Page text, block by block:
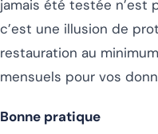
jamais été testée n’est
c’est une illusion de
restauration au
mensuels pour vos
Bonne pratique